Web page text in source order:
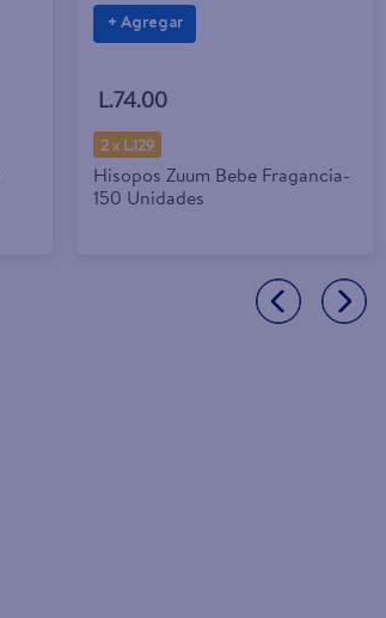
+ Agregar
L.74.00
2 x L.129
Hisopos Zuum Bebe Fragancia-
150 Unidades